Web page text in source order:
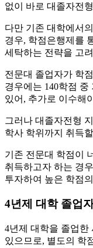
없이 바로 대졸자전
다만 기존 대학에서
경우, 학점은행제를
세탁하는 전략을 고
전문대 졸업자가 학
경우에는 140학점
있어, 추가로 이수해
그러나 대졸자전형
학사 학위까지 취득
기존 전문대 학점이
취득하고자 하는 경
투자하여 높은 학점
4년제 대학 졸업
4년제 대학을 졸업한
있으므로, 별도의 학